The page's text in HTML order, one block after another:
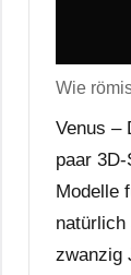
Wie
Venus –
paar
Modelle
zwanzig